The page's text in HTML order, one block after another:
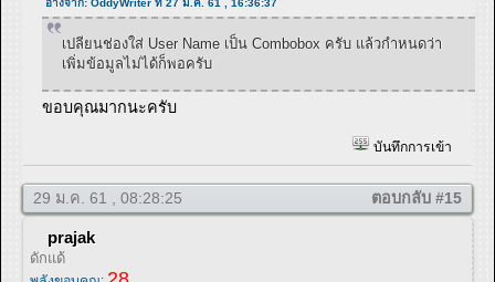
อ้างจาก: OddyWriter ที่ 27 ม.ค. 61 , 16:36:37
เปลียนช่องใส่ User Name เป็น Combobox ครับ แล้วกำหนดว่า
เพิ่มข้อมูลไม่ได้ก็พอครับ
ขอบคุณมากนะครับ
บันทึกการเข้า
29 ม.ค. 61 , 08:28:25 ตอบกลับ #15
prajak
ดักแด้